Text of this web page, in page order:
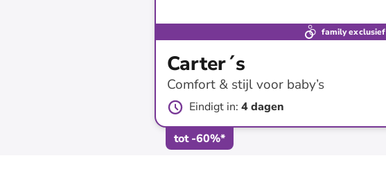
family exclusief
Carter´s
Comfort & stijl voor baby’s
Eindigt in: 4 dagen
tot-60%*